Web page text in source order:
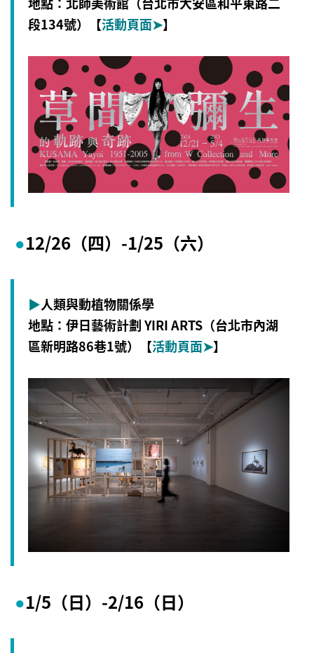
段134號）【活動頁面➤】
●12/26（四）-1/25 （六）
▶人類與動植物關係學
地點：伊日藝術計劃 YIRI ARTS（台北市內湖
區新明路86巷1號）【活動頁面➤】
●1/5 （日） -2/16 （日）